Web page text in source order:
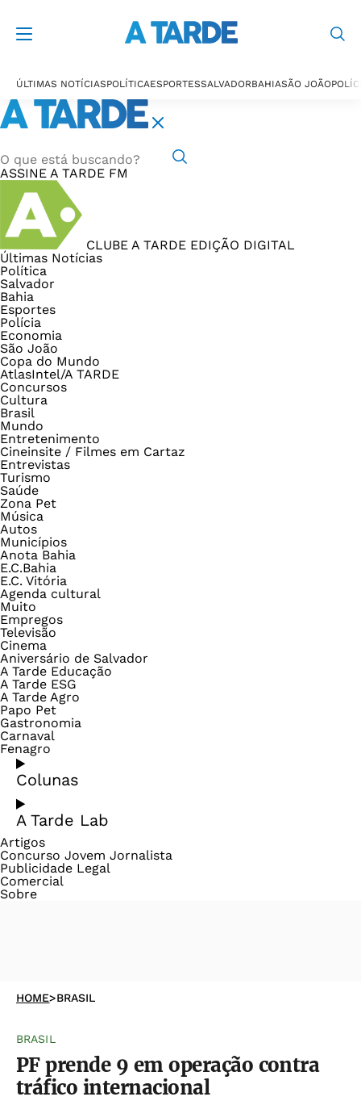
ÚLTIMAS NOTÍCIASPOLÍTICAESPORTESSALVADORBAHIASÃO JOÃO
ASSINE A TARDE FM
CLUBE A TARDE EDIÇÃO DIGITAL
Últimas Notícias
Política
Salvador
Bahia
Esportes
Polícia
Economia
São João
Copa do Mundo
AtlasIntel/A TARDE
Concursos
Cultura
Brasil
Mundo
Entretenimento
Cineinsite / Filmes em Cartaz
Entrevistas
Turismo
Saúde
Zona Pet
Música
Autos
Municípios
Anota Bahia
E.C.Bahia
E.C. Vitória
Agenda cultural
Muito
Empregos
Televisão
Cinema
Aniversário de Salvador
A Tarde Educação
A Tarde ESG
A Tarde Agro
Papo Pet
Gastronomia
Carnaval
Fenagro
Colunas
A Tarde Lab
Artigos
Concurso Jovem Jornalista
Publicidade Legal
Comercial
Sobre
HOME>BRASIL
BRASIL
PF prende 9 em operação contra
tráfico internacional